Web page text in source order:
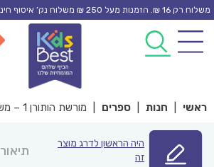
Skip
content
משלוח רק 16 ₪. הזמנות מעל 250 ₪ משלוח נק’ איסוף חינם
ראשי חנות ספרים מורשת הותורן 1 – משחקי הירושה
היה הראשון לדרג מוצר
זה
תיאור